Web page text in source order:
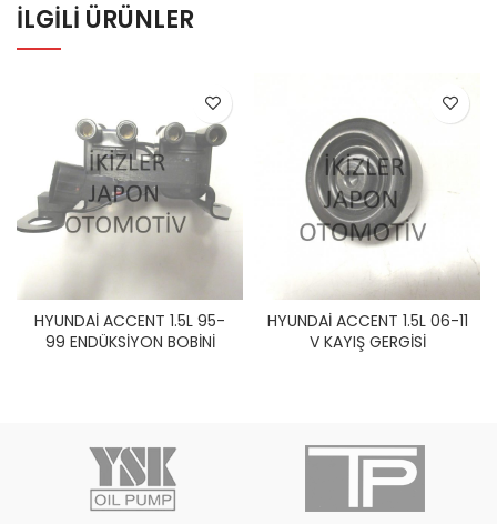
İLGILI ÜRÜNLER
HYUNDAİ ACCENT 1.5L 95-
99 ENDÜKSİYON BOBİNİ
HYUNDAİ ACCENT 1.5L 06-11
V KAYIŞ GERGİSİ